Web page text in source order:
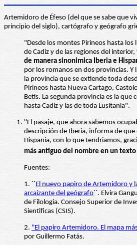
Artemidoro de Éfeso (del que se sabe que
principio del siglo), cartógrafo y geógrafo
"Desde los montes Pirineos hasta los
de Cadiz y de las regiones del interior,
de manera sinonimica Iberia e
por los romanos en dos provincias. Y
la provincia que se extiende toda
Pirineos hasta Nueva Cartago,
Betis. La segunda provincia es la que
hasta Cadiz y las de toda Lusitania".
''El pasaje, que ahora sabemos
descripción de Iberia, informa de
Hispania, con lo que tendriamos,
más antiguo del nombre en un
Fuentes:
1. ´´El nuevo papiro de Artemidoro y
arcaizante del geógrafo´´. Elvira
de Filologia. Consejo Superior de
Sientificas (CSIS).
2. ''El papiro Artemidoro. El mapa
por Guillermo Fatás.